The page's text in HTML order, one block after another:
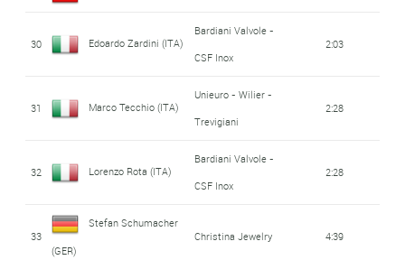
30 Edoardo Zardini (ITA)
Bardiani Valvole -
CSF Inox
2:03
31 Marco Tecchio (ITA)
Unieuro - Wilier -
Trevigiani
2:28
32 Lorenzo Rota (ITA)
Bardiani Valvole -
CSF Inox
2:28
33
Stefan Schumacher
(GER)
Christina Jewelry 4:39